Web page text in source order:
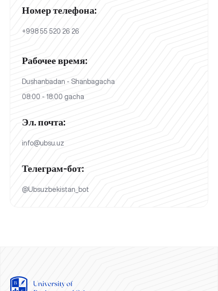
Номер телефона:
+998 55 520 26 26
Рабочее время:
Dushanbadan - Shanbagacha
08:00 - 18:00 gacha
Эл. почта:
info@ubsu.uz
Телеграм-бот:
@Ubsuzbekistan_bot